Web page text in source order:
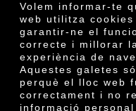
Volem informar-te
web utilitza
garantir-ne el
correcte i millorar
experiència de
Aquestes galetes
perquè el lloc web
correctament i no
informació